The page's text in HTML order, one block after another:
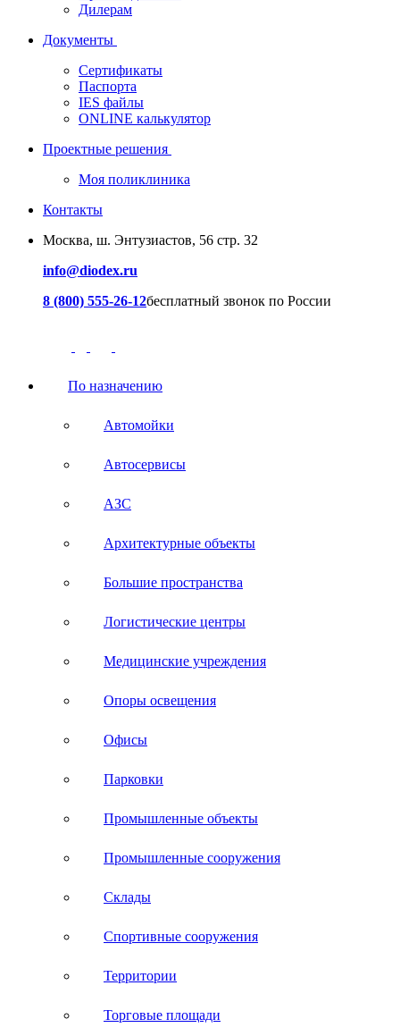
Дилерам
Документы
Сертификаты
Паспорта
IES файлы
ONLINE калькулятор
Проектные решения
Моя поликлиника
Контакты
Москва, ш. Энтузиастов, 56 стр. 32
info@diodex.ru
8 (800) 555-26-12бесплатный звонок по России
По назначению
Автомойки
Автосервисы
АЗС
Архитектурные объекты
Большие пространства
Логистические центры
Медицинские учреждения
Опоры освещения
Офисы
Парковки
Промышленные объекты
Промышленные сооружения
Склады
Спортивные сооружения
Территории
Торговые площади